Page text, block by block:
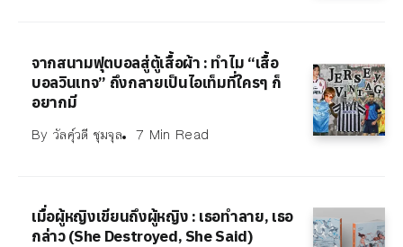
จากสนามฟุตบอลสู่ตู้เสื้อผ้า : ทำไม “เสื้อ
บอลวินเทจ” ถึงกลายเป็นไอเท็มที่ใครๆ ก็
อยากมี
By วัลคุ์วดี ชุมจุล 7 Min Read
เมื่อผู้หญิงเขียนถึงผู้หญิง : เธอทำลาย, เธอ
กล่าว (She Destroyed, She Said)